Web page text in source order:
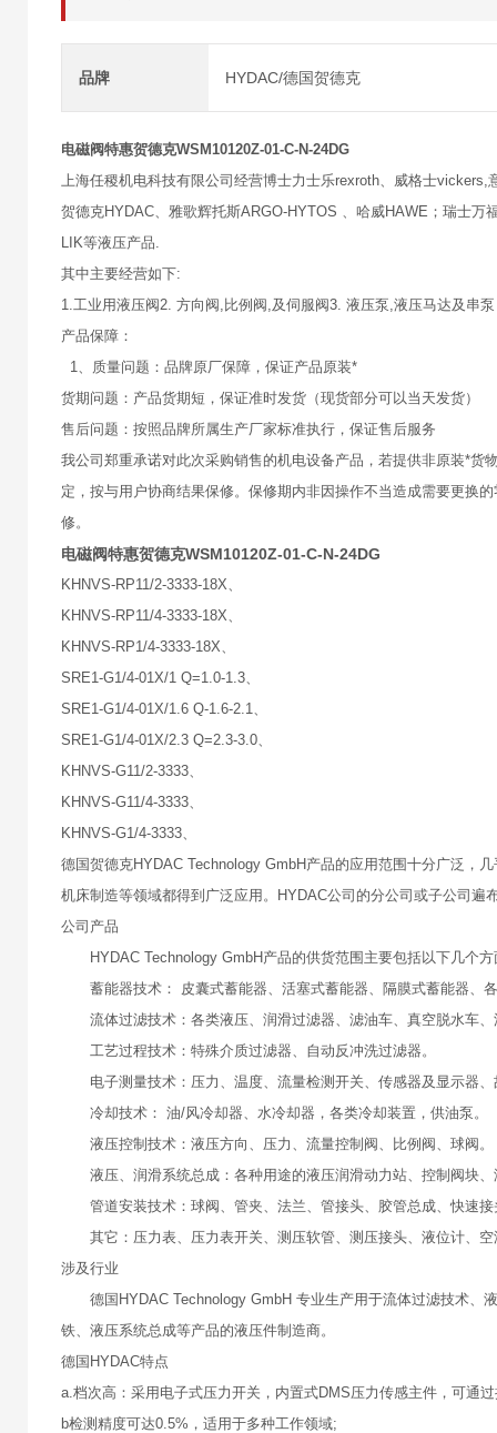
品牌 HYDAC/德国贺德克
电磁阀特惠贺德克WSM10120Z-01-C-N-24DG
上海任稷机电科技有限公司经营博士力士乐rexroth、威格士
贺德克HYDAC、雅歌辉托斯ARGO-HYTOS 、哈威HAWE；瑞士
LIK等液压产品.
其中主要经营如下:
1.工业用液压阀2. 方向阀,比例阀,及伺服阀3. 液压泵,液压马达及串
产品保障：
1、质量问题：品牌原厂保障，保证产品原装*
货期问题：产品货期短，保证准时发货（现货部分可以当天发货）
售后问题：按照品牌所属生产厂家标准执行，保证售后服务
我公司郑重承诺对此次采购销售的机电设备产品，若提供非原装*
定，按与用户协商结果保修。保修期内非因操作不当造成需要更换
修。
电磁阀特惠贺德克WSM10120Z-01-C-N-24DG
KHNVS-RP11/2-3333-18X、
KHNVS-RP11/4-3333-18X、
KHNVS-RP1/4-3333-18X、
SRE1-G1/4-01X/1 Q=1.0-1.3、
SRE1-G1/4-01X/1.6 Q-1.6-2.1、
SRE1-G1/4-01X/2.3 Q=2.3-3.0、
KHNVS-G11/2-3333、
KHNVS-G11/4-3333、
KHNVS-G1/4-3333、
德国贺德克HYDAC Technology GmbH产品的应用范围十分广泛，
机床制造等领域都得到广泛应用。HYDAC公司的分公司或子公司遍
公司产品
HYDAC Technology GmbH产品的供货范围主要包括以下几个
蓄能器技术： 皮囊式蓄能器、活塞式蓄能器、隔膜式蓄能器、
流体过滤技术：各类液压、润滑过滤器、滤油车、真空脱水车
工艺过程技术：特殊介质过滤器、自动反冲洗过滤器。
电子测量技术：压力、温度、流量检测开关、传感器及显示器
冷却技术： 油/风冷却器、水冷却器，各类冷却装置，供油泵。
液压控制技术：液压方向、压力、流量控制阀、比例阀、球阀。
液压、润滑系统总成：各种用途的液压润滑动力站、控制阀块
管道安装技术：球阀、管夹、法兰、管接头、胶管总成、快速
其它：压力表、压力表开关、测压软管、测压接头、液位计、
涉及行业
德国HYDAC Technology GmbH 专业生产用于流体过滤技术、
铁、液压系统总成等产品的液压件制造商。
德国HYDAC特点
a.档次高：采用电子式压力开关，内置式DMS压力传感主件，可通
b检测精度可达0.5%，适用于多种工作领域;